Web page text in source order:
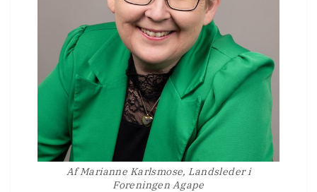
Af Marianne Karlsmose, Landsleder i
Foreningen Agape